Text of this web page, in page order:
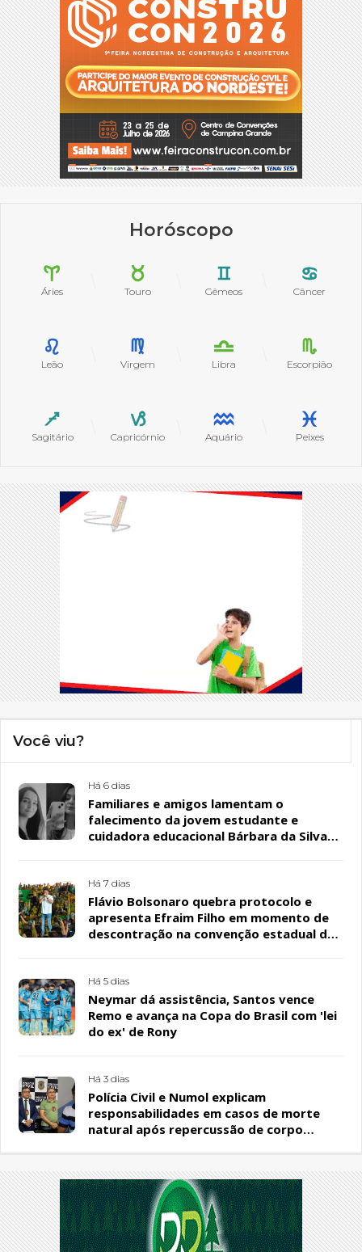
Horóscopo
Áries Touro Gêmeos Câncer
Leão Virgem Libra Escorpião
Sagitário Capricórnio Aquário Peixes
Você viu?
Há 6 dias
Familiares e amigos lamentam o
falecimento da jovem estudante e
cuidadora educacional Bárbara da Silva
Há 7 dias
Flávio Bolsonaro quebra protocolo e
apresenta Efraim Filho em momento de
descontração na convenção estadual do
Há 5 dias
Neymar dá assistência, Santos vence
Remo e avança na Copa do Brasil com 'lei
do ex' de Rony
Há 3 dias
Polícia Civil e Numol explicam
responsabilidades em casos de morte
natural após repercussão de corpo